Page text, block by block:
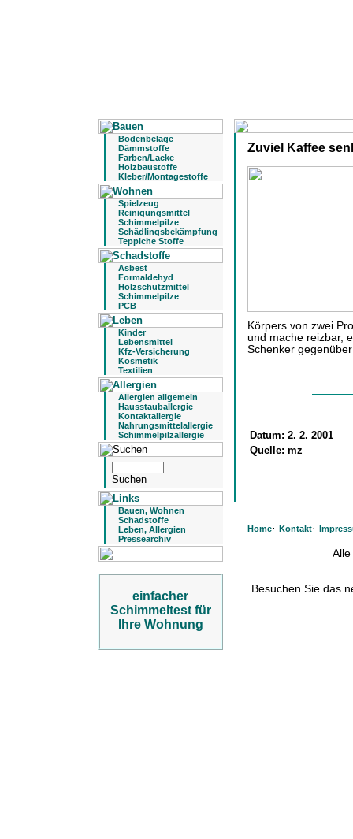
Bodenbeläge
Dämmstoffe
Farben/Lacke
Holzbaustoffe
Kleber/Montagestoffe
Spielzeug
Reinigungsmittel
Schimmelpilze
Schädlingsbekämpfung
Teppiche Stoffe
Asbest
Formaldehyd
Holzschutzmittel
Schimmelpilze
PCB
Kinder
Lebensmittel
Kfz-Versicherung
Kosmetik
Textilien
Allergien allgemein
Hausstauballergie
Kontaktallergie
Nahrungsmittelallergie
Schimmelpilzallergie
Bauen, Wohnen
Schadstoffe
Leben, Allergien
Pressearchiv
einfacher
Schimmeltest für
Ihre Wohnung
Zuviel Kaffee
Körpers von zwei
und mache reizbar,
Schenker
Datum: 2. 2. 2001
Quelle: mz
Home· Kontakt·
Besuchen Sie das